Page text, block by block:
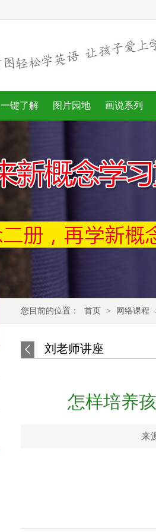
一键了解 图片园地 画说系列
您目前的位置： 首页 > 网络课程
刘老师讲座
怎样培养
来